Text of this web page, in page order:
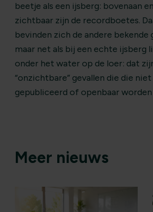
beetje als een ijsberg: bovenaan
zichtbaar zijn de recordboetes.
bevinden zich de andere bekende
maar net als bij een echte ijsberg
onder het water op de loer: dat
“onzichtbare” gevallen die die
gepubliceerd of openbaar worden
Meer nieuws